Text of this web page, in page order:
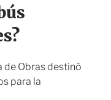
r
de Obras destinó
para la